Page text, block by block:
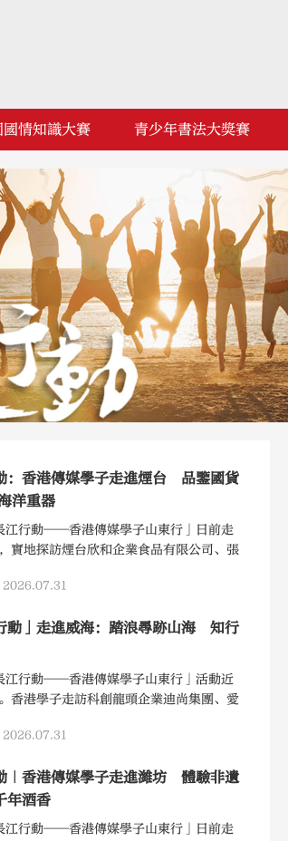
情知識大賽 青少年書法大獎賽
：香港傳媒學子走進煙台 品鑒國貨
洋重器
江行動——香港傳媒學子山東行」日前走
實地探訪煙台欣和企業食品有限公司、張
2026.07.31
動」走進威海：踏浪尋跡山海 知行
江行動——香港傳媒學子山東行」活動近
香港學子走訪科創龍頭企業迪尚集團、愛
企業的科創實力，追憶甲午崢嶸歲月，品
2026.07.31
｜香港傳媒學子走進濰坊 體驗非遺
年酒香
江行動——香港傳媒學子山東行」日前走